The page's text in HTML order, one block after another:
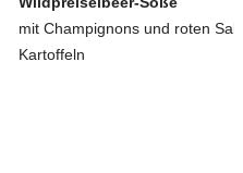
mit Champignons und roten
Kartoffeln